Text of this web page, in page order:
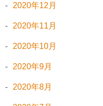
2020年12月
2020年11月
2020年10月
2020年9月
2020年8月